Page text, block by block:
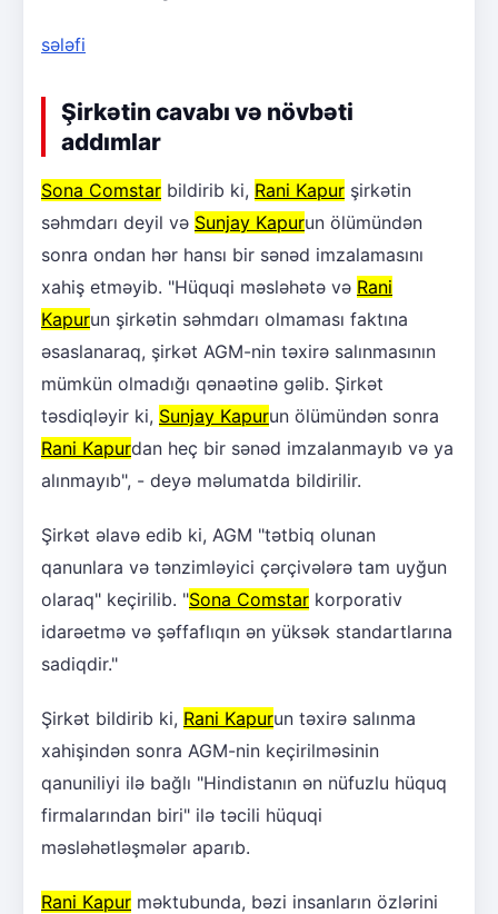
sələfi
Şirkətin cavabı və növbəti
addımlar
Sona Comstar bildirib ki, Rani Kapur şirkətin
səhmdarı deyil və Sunjay Kapurun ölümündən
sonra ondan hər hansı bir sənəd imzalamasını
xahiş etməyib. "Hüquqi məsləhətə və Rani
Kapurun şirkətin səhmdarı olmaması faktına
əsaslanaraq, şirkət AGM-nin təxirə salınmasının
mümkün olmadığı qənaətinə gəlib. Şirkət
təsdiqləyir ki, Sunjay Kapurun ölümündən sonra
Rani Kapurdan heç bir sənəd imzalanmayıb və ya
alınmayıb", - deyə məlumatda bildirilir.
Şirkət əlavə edib ki, AGM "tətbiq olunan
qanunlara və tənzimləyici çərçivələrə tam uyğun
olaraq" keçirilib. "Sona Comstar korporativ
idarəetmə və şəffaflıqın ən yüksək standartlarına
sadiqdir."
Şirkət bildirib ki, Rani Kapurun təxirə salınma
xahişindən sonra AGM-nin keçirilməsinin
qanuniliyi ilə bağlı "Hindistanın ən nüfuzlu hüquq
firmalarından biri" ilə təcili hüquqi
məsləhətləşmələr aparıb.
Rani Kapur məktubunda, bəzi insanların özlərini